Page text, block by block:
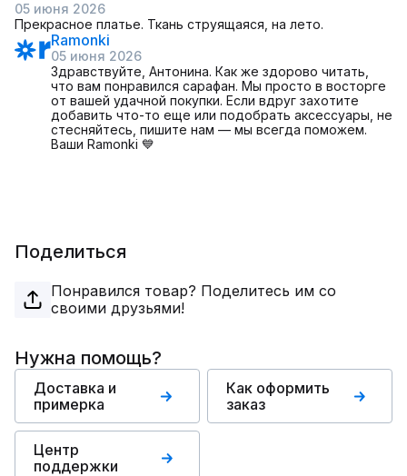
05 июня 2026
Прекрасное платье. Ткань струящаяся, на лето.
Ramonki
05 июня 2026
Здравствуйте, Антонина. Как же здорово читать,
что вам понравился сарафан. Мы просто в восторге
от вашей удачной покупки. Если вдруг захотите
добавить что-то еще или подобрать аксессуары, не
стесняйтесь, пишите нам — мы всегда поможем.
Ваши Ramonki 💙
Поделиться
Понравился товар? Поделитесь им со
своими друзьями!
Нужна помощь?
Доставка и
примерка
Как оформить
заказ
Центр
поддержки